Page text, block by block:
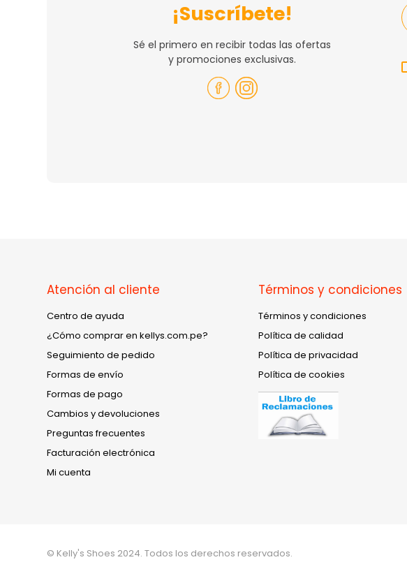
¡Suscríbete!
Sé el primero en recibir todas las ofertas
y promociones exclusivas.
Atención al cliente
Centro de ayuda
¿Cómo comprar en kellys.com.pe?
Seguimiento de pedido
Formas de envío
Formas de pago
Cambios y devoluciones
Preguntas frecuentes
Facturación electrónica
Mi cuenta
Términos y condiciones
Términos y condiciones
Política de calidad
Política de privacidad
Política de cookies
© Kelly's Shoes 2024. Todos los derechos reservados.